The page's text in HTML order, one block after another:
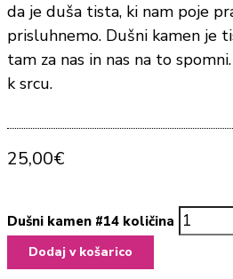
da je duša tista, ki nam poje
prisluhnemo. Dušni kamen je
tam za nas in nas na to
k srcu.
25,00€
Dušni kamen #14 količina
Dodaj v košarico